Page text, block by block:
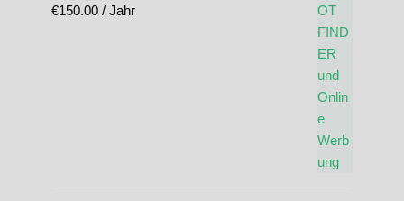
€150.00 / Jahr